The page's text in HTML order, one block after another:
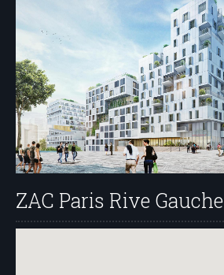
ZAC Paris Rive Gauche